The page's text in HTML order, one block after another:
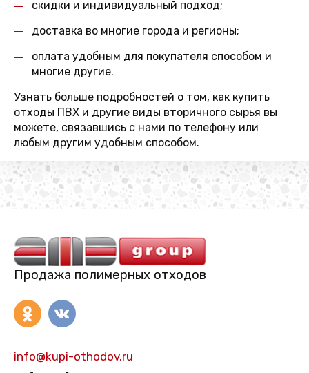
скидки и индивидуальный подход;
доставка во многие города и регионы;
оплата удобным для покупателя способом и
многие другие.
Узнать больше подробностей о том, как купить
отходы ПВХ и другие виды вторичного сырья вы
можете, связавшись с нами по телефону или
любым другим удобным способом.
Продажа полимерных отходов
info@kupi-othodov.ru